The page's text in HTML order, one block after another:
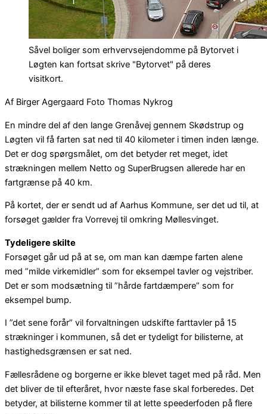
Såvel boliger som erhvervsejendomme på Bytorvet i
Løgten kan fortsat skrive "Bytorvet" på deres
visitkort.
Af Birger Agergaard Foto Thomas Nykrog
En mindre del af den lange Grenåvej gennem Skødstrup og
Løgten vil få farten sat ned til 40 kilometer i timen inden længe.
Det er dog spørgsmålet, om det betyder ret meget, idet
strækningen mellem Netto og SuperBrugsen allerede har en
fartgrænse på 40 km.
På kortet, der er sendt ud af Aarhus Kommune, ser det ud til, at
forsøget gælder fra Vorrevej til omkring Møllesvinget.
Tydeligere skilte
Forsøget går ud på at se, om man kan dæmpe farten alene
med ”milde virkemidler” som for eksempel tavler og vejstriber.
Det er som modsætning til ”hårde fartdæmpere” som for
eksempel bump.
I ”det sene forår” vil forvaltningen udskifte farttavler på 15
strækninger i kommunen, så det er tydeligt for bilisterne, at
hastighedsgrænsen er sat ned.
Fællesrådene og borgerne er ikke blevet taget med på råd. Men
det bliver de til efteråret, hvor næste fase skal forberedes. Det
betyder, at bilisterne kommer til at lette speederfoden på flere